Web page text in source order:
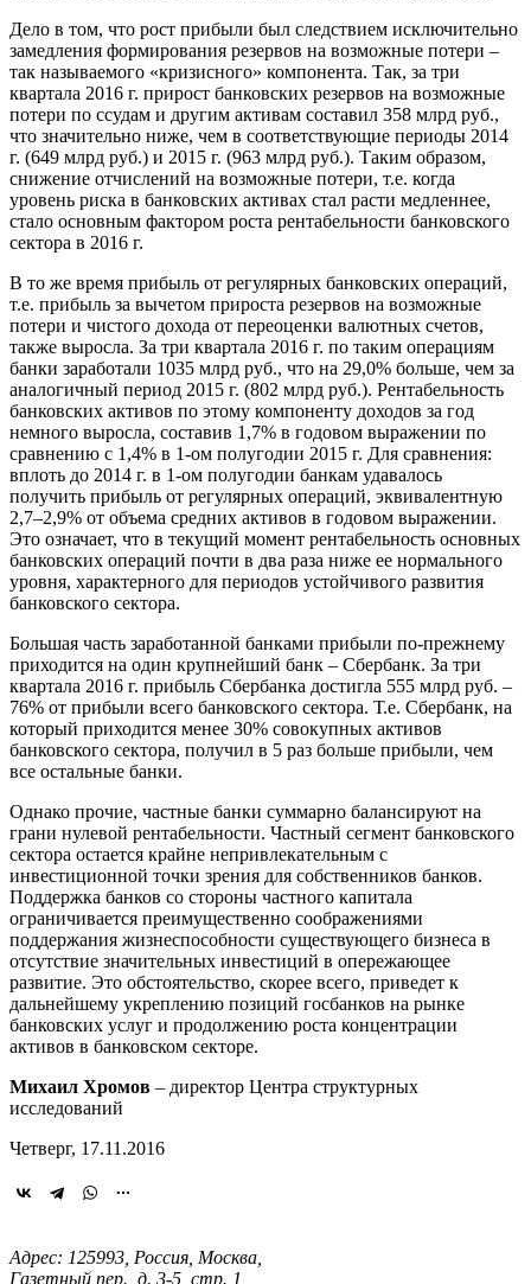
Дело в том, что рост прибыли был следствием исключительно
замедления формирования резервов на возможные потери –
так называемого «кризисного» компонента. Так, за три
квартала 2016 г. прирост банковских резервов на возможные
потери по ссудам и другим активам составил 358 млрд руб.,
что значительно ниже, чем в соответствующие периоды 2014
г. (649 млрд руб.) и 2015 г. (963 млрд руб.). Таким образом,
снижение отчислений на возможные потери, т.е. когда
уровень риска в банковских активах стал расти медленнее,
стало основным фактором роста рентабельности банковского
сектора в 2016 г.
В то же время прибыль от регулярных банковских операций,
т.е. прибыль за вычетом прироста резервов на возможные
потери и чистого дохода от переоценки валютных счетов,
также выросла. За три квартала 2016 г. по таким операциям
банки заработали 1035 млрд руб., что на 29,0% больше, чем за
аналогичный период 2015 г. (802 млрд руб.). Рентабельность
банковских активов по этому компоненту доходов за год
немного выросла, составив 1,7% в годовом выражении по
сравнению с 1,4% в 1-ом полугодии 2015 г. Для сравнения:
вплоть до 2014 г. в 1-ом полугодии банкам удавалось
получить прибыль от регулярных операций, эквивалентную
2,7–2,9% от объема средних активов в годовом выражении.
Это означает, что в текущий момент рентабельность основных
банковских операций почти в два раза ниже ее нормального
уровня, характерного для периодов устойчивого развития
банковского сектора.
Большая часть заработанной банками прибыли по-прежнему
приходится на один крупнейший банк – Сбербанк. За три
квартала 2016 г. прибыль Сбербанка достигла 555 млрд руб. –
76% от прибыли всего банковского сектора. Т.е. Сбербанк, на
который приходится менее 30% совокупных активов
банковского сектора, получил в 5 раз больше прибыли, чем
все остальные банки.
Однако прочие, частные банки суммарно балансируют на
грани нулевой рентабельности. Частный сегмент банковского
сектора остается крайне непривлекательным с
инвестиционной точки зрения для собственников банков.
Поддержка банков со стороны частного капитала
ограничивается преимущественно соображениями
поддержания жизнеспособности существующего бизнеса в
отсутствие значительных инвестиций в опережающее
развитие. Это обстоятельство, скорее всего, приведет к
дальнейшему укреплению позиций госбанков на рынке
банковских услуг и продолжению роста концентрации
активов в банковском секторе.
Михаил Хромов – директор Центра структурных
исследований
Четверг, 17.11.2016
Адрес: 125993, Россия, Москва,
Газетный пер., д. 3-5, стр. 1